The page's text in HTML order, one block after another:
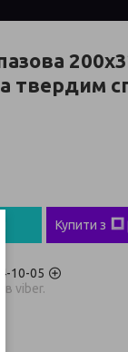
твердим
Купити з
10-05
viber.